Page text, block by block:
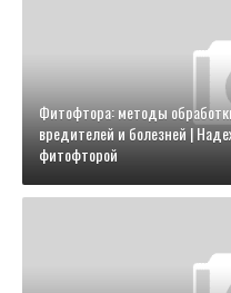
Фитофтора: методы
вредителей и болезней |
фитофторой